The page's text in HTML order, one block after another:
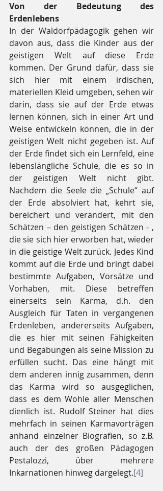
Von der Bedeutung des
Erdenlebens
In der Waldorfpädagogik gehen wir
davon aus, dass die Kinder aus der
geistigen Welt auf diese Erde
kommen. Der Grund dafür, dass sie
sich hier mit einem irdischen,
materiellen Kleid umgeben, sehen wir
darin, dass sie auf der Erde etwas
lernen können, sich in einer Art und
Weise entwickeln können, die in der
geistigen Welt nicht gegeben ist. Auf
der Erde findet sich ein Lernfeld, eine
lebenslängliche Schule, die es so in
der geistigen Welt nicht gibt.
Nachdem die Seele die „Schule“ auf
der Erde absolviert hat, kehrt sie,
bereichert und verändert, mit den
Schätzen – den geistigen Schätzen - ,
die sie sich hier erworben hat, wieder
in die geistige Welt zurück. Jedes Kind
kommt auf die Erde und bringt dabei
bestimmte Aufgaben, Vorsätze und
Vorhaben, mit. Diese betreffen
einerseits sein Karma, d.h. den
Ausgleich für Taten in vergangenen
Erdenleben, andererseits Aufgaben,
die es hier mit seinen Fähigkeiten
und Begabungen als seine Mission zu
erfüllen sucht. Das eine hängt mit
dem anderen innig zusammen, denn
das Karma wird so ausgeglichen,
dass es dem Wohle aller Menschen
dienlich ist. Rudolf Steiner hat dies
mehrfach in seinen Karmavorträgen
anhand einzelner Biografien, so z.B.
auch der des großen Pädagogen
Pestalozzi, über mehrere
Inkarnationen hinweg dargelegt.[4]